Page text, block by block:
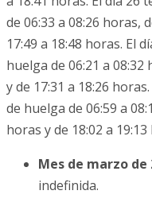
de 06:33 a 08:26 horas,
17:49 a 18:48 horas. El
huelga de 06:21 a 08:32
y de 17:31 a 18:26
de huelga de 06:59 a
horas y de 18:02 a 19:13
Mes de marzo
indefinida.